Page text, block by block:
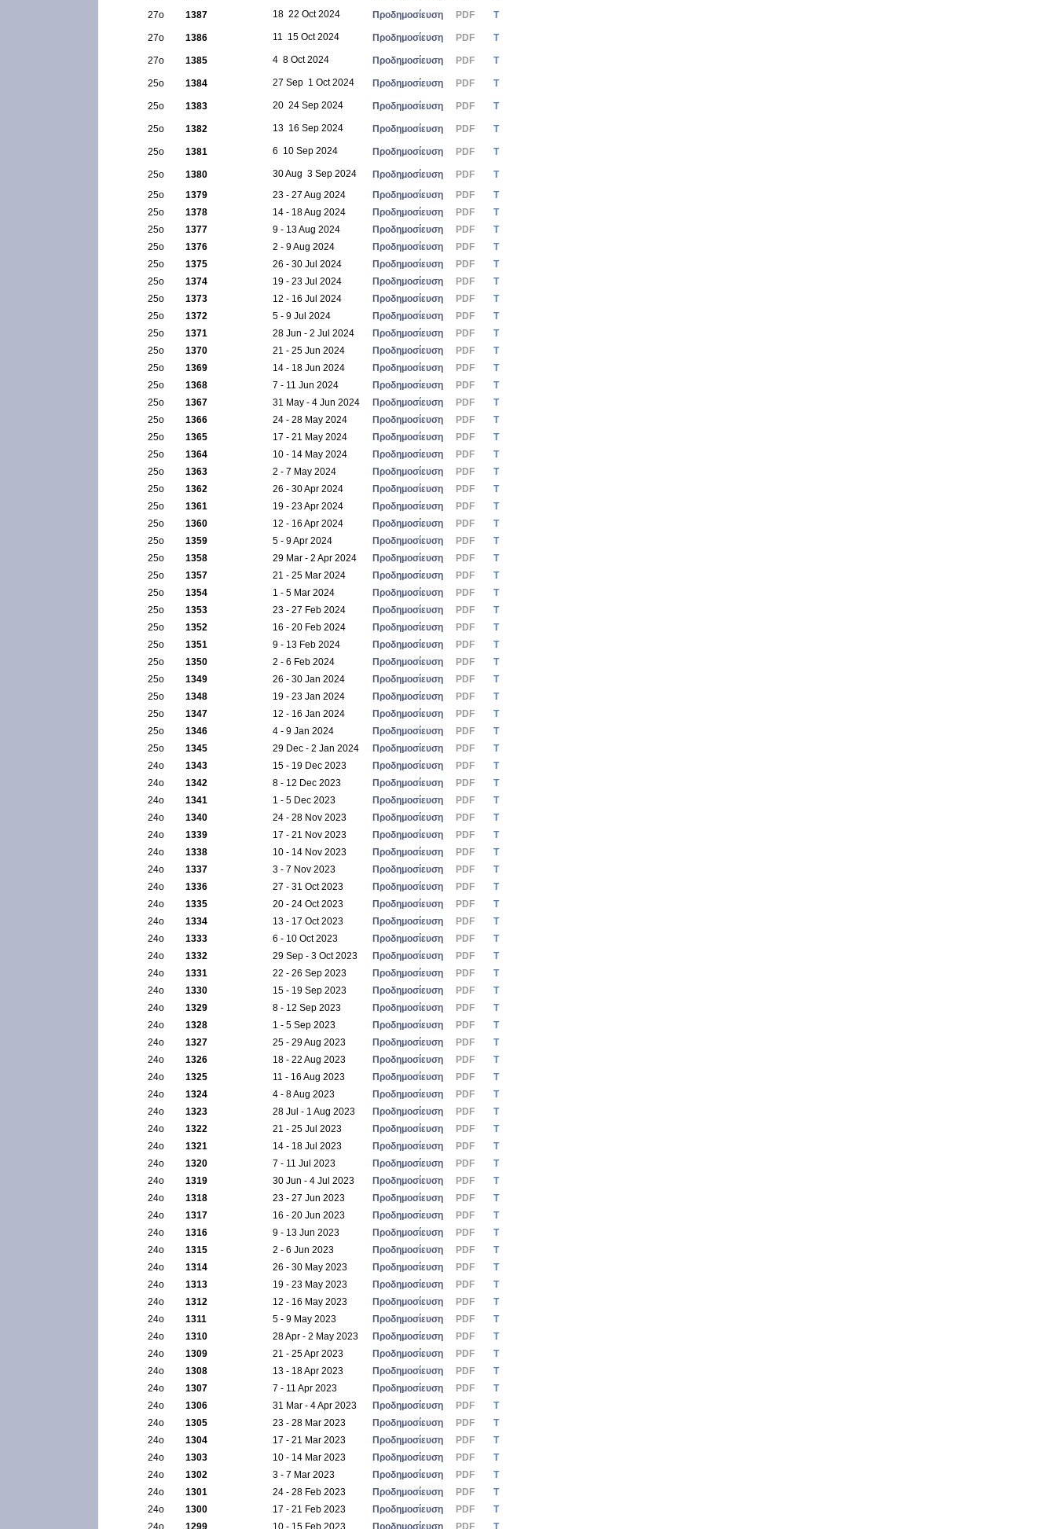
27ο 1387 18  22 Oct 2024 Προδημοσίευση PDF Τ
27ο 1386 11  15 Oct 2024 Προδημοσίευση PDF Τ
27ο 1385 4  8 Oct 2024 Προδημοσίευση PDF Τ
25ο 1384 27 Sep  1 Oct 2024 Προδημοσίευση PDF Τ
25ο 1383 20  24 Sep 2024 Προδημοσίευση PDF Τ
25ο 1382 13  16 Sep 2024 Προδημοσίευση PDF Τ
25ο 1381 6  10 Sep 2024 Προδημοσίευση PDF Τ
25ο 1380 30 Aug  3 Sep 2024 Προδημοσίευση PDF
Τ
25ο
1379 23 - 27 Aug 2024 Προδημοσίευση PDF
Τ
25ο
1378 14 - 18 Aug 2024 Προδημοσίευση PDF
Τ
25ο
1377 9 - 13 Aug 2024 Προδημοσίευση PDF
Τ
25ο
1376 2 - 9 Aug 2024 Προδημοσίευση PDF
Τ
25ο
1375 26 - 30 Jul 2024 Προδημοσίευση PDF
Τ
25ο
1374 19 - 23 Jul 2024 Προδημοσίευση PDF
Τ
25ο
1373 12 - 16 Jul 2024 Προδημοσίευση PDF
Τ
25ο
1372 5 - 9 Jul 2024 Προδημοσίευση PDF
Τ
25ο
1371 28 Jun - 2 Jul 2024 Προδημοσίευση PDF
Τ
25ο
1370 21 - 25 Jun 2024 Προδημοσίευση PDF
Τ
25ο
1369 14 - 18 Jun 2024 Προδημοσίευση PDF
Τ
25ο
1368 7 - 11 Jun 2024 Προδημοσίευση PDF
Τ
25ο
1367 31 May - 4 Jun 2024 Προδημοσίευση PDF
Τ
25ο
1366 24 - 28 May 2024 Προδημοσίευση PDF
Τ
25ο
1365 17 - 21 May 2024 Προδημοσίευση PDF
Τ
25ο
1364 10 - 14 May 2024 Προδημοσίευση PDF
Τ
25ο
1363 2 - 7 May 2024 Προδημοσίευση PDF
Τ
25ο
1362 26 - 30 Apr 2024 Προδημοσίευση PDF
Τ
25ο
1361 19 - 23 Apr 2024 Προδημοσίευση PDF
Τ
25ο
1360 12 - 16 Apr 2024 Προδημοσίευση PDF
Τ
25ο
1359 5 - 9 Apr 2024 Προδημοσίευση PDF
Τ
25ο
1358 29 Mar - 2 Apr 2024 Προδημοσίευση PDF
Τ
25ο
1357 21 - 25 Mar 2024 Προδημοσίευση PDF
Τ
25ο
1354 1 - 5 Mar 2024 Προδημοσίευση PDF
Τ
25ο
1353 23 - 27 Feb 2024 Προδημοσίευση PDF
Τ
25ο
1352 16 - 20 Feb 2024 Προδημοσίευση PDF
Τ
25ο
1351 9 - 13 Feb 2024 Προδημοσίευση PDF
Τ
25ο
1350 2 - 6 Feb 2024 Προδημοσίευση PDF
Τ
25ο
1349 26 - 30 Jan 2024 Προδημοσίευση PDF
Τ
25ο
1348 19 - 23 Jan 2024 Προδημοσίευση PDF
Τ
25ο
1347 12 - 16 Jan 2024 Προδημοσίευση PDF
Τ
25ο
1346 4 - 9 Jan 2024 Προδημοσίευση PDF
Τ
25ο
1345 29 Dec - 2 Jan 2024 Προδημοσίευση PDF
Τ
24ο
1343 15 - 19 Dec 2023 Προδημοσίευση PDF
Τ
24ο
1342 8 - 12 Dec 2023 Προδημοσίευση PDF
Τ
24ο
1341 1 - 5 Dec 2023 Προδημοσίευση PDF
Τ
24ο
1340 24 - 28 Nov 2023 Προδημοσίευση PDF
Τ
24ο
1339 17 - 21 Nov 2023 Προδημοσίευση PDF
Τ
24ο
1338 10 - 14 Nov 2023 Προδημοσίευση PDF
Τ
24ο
1337 3 - 7 Nov 2023 Προδημοσίευση PDF
Τ
24ο
1336 27 - 31 Oct 2023 Προδημοσίευση PDF
Τ
24ο
1335 20 - 24 Oct 2023 Προδημοσίευση PDF
Τ
24ο
1334 13 - 17 Oct 2023 Προδημοσίευση PDF
Τ
24ο
1333 6 - 10 Oct 2023 Προδημοσίευση PDF
Τ
24ο
1332 29 Sep - 3 Oct 2023 Προδημοσίευση PDF
Τ
24ο
1331 22 - 26 Sep 2023 Προδημοσίευση PDF
Τ
24ο
1330 15 - 19 Sep 2023 Προδημοσίευση PDF
Τ
24ο
1329 8 - 12 Sep 2023 Προδημοσίευση PDF
Τ
24ο
1328 1 - 5 Sep 2023 Προδημοσίευση PDF
Τ
24ο
1327 25 - 29 Aug 2023 Προδημοσίευση PDF
Τ
24ο
1326 18 - 22 Aug 2023 Προδημοσίευση PDF
Τ
24ο
1325 11 - 16 Aug 2023 Προδημοσίευση PDF
Τ
24ο
1324 4 - 8 Aug 2023 Προδημοσίευση PDF
Τ
24ο
1323 28 Jul - 1 Aug 2023 Προδημοσίευση PDF
Τ
24ο
1322 21 - 25 Jul 2023 Προδημοσίευση PDF
Τ
24ο
1321 14 - 18 Jul 2023 Προδημοσίευση PDF
Τ
24ο
1320 7 - 11 Jul 2023 Προδημοσίευση PDF
Τ
24ο
1319 30 Jun - 4 Jul 2023 Προδημοσίευση PDF
Τ
24ο
1318 23 - 27 Jun 2023 Προδημοσίευση PDF
Τ
24ο
1317 16 - 20 Jun 2023 Προδημοσίευση PDF
Τ
24ο
1316 9 - 13 Jun 2023 Προδημοσίευση PDF
Τ
24ο
1315 2 - 6 Jun 2023 Προδημοσίευση PDF
Τ
24ο
1314 26 - 30 May 2023 Προδημοσίευση PDF
Τ
24ο
1313 19 - 23 May 2023 Προδημοσίευση PDF
Τ
24ο
1312 12 - 16 May 2023 Προδημοσίευση PDF
Τ
24ο
1311 5 - 9 May 2023 Προδημοσίευση PDF
Τ
24ο
1310 28 Apr - 2 May 2023 Προδημοσίευση PDF
Τ
24ο
1309 21 - 25 Apr 2023 Προδημοσίευση PDF
Τ
24ο
1308 13 - 18 Apr 2023 Προδημοσίευση PDF
Τ
24ο
1307 7 - 11 Apr 2023 Προδημοσίευση PDF
Τ
24ο
1306 31 Mar - 4 Apr 2023 Προδημοσίευση PDF
Τ
24ο
1305 23 - 28 Mar 2023 Προδημοσίευση PDF
Τ
24ο
1304 17 - 21 Mar 2023 Προδημοσίευση PDF
Τ
24ο
1303 10 - 14 Mar 2023 Προδημοσίευση PDF
Τ
24ο
1302 3 - 7 Mar 2023 Προδημοσίευση PDF
Τ
24ο
1301 24 - 28 Feb 2023 Προδημοσίευση PDF
Τ
24ο
1300 17 - 21 Feb 2023 Προδημοσίευση PDF
Τ
24ο
1299 10 - 15 Feb 2023 Προδημοσίευση PDF Τ